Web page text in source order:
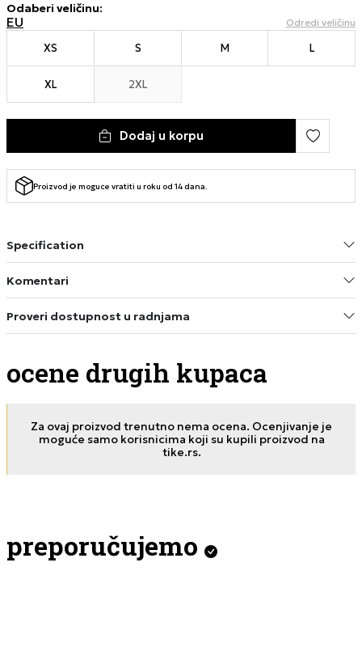
Odaberi veličinu:
EU Odredi veličinu
XS S M L
XL 2XL
Dodaj u korpu
Proizvod je moguce vratiti u roku od 14 dana.
Specification
Komentari
Proveri dostupnost u radnjama
ocene drugih kupaca
Za ovaj proizvod trenutno nema ocena. Ocenjivanje je
moguće samo korisnicima koji su kupili proizvod na
tike.rs.
preporučujemo